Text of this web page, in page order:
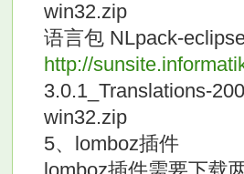
win32.zip
语言包 NLpack-
http://
3.0.1_Translations-
win32.zip
5、lomboz插件